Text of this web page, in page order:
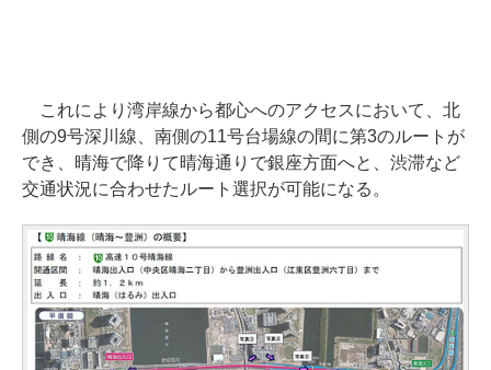
これにより湾岸線から都心へのアクセスにおいて、北
側の9号深川線、南側の11号台場線の間に第3のルートが
でき、晴海で降りて晴海通りで銀座方面へと、渋滞など
交通状況に合わせたルート選択が可能になる。